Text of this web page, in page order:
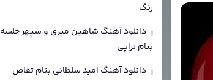
رنگ
دانلود آهنگ شاهین میری و سپهر خلسه
بنام تراپی
دانلود آهنگ امید سلطانی بنام تقاص